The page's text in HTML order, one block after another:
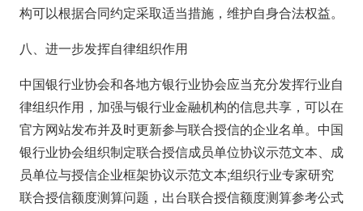
构可以根据合同约定采取适当措施，维护自身合法权益。
八、进一步发挥自律组织作用
中国银行业协会和各地方银行业协会应当充分发挥行业自
律组织作用，加强与银行业金融机构的信息共享，可以在
官方网站发布并及时更新参与联合授信的企业名单。中国
银行业协会组织制定联合授信成员单位协议示范文本、成
员单位与授信企业框架协议示范文本;组织行业专家研究
联合授信额度测算问题，出台联合授信额度测算参考公式